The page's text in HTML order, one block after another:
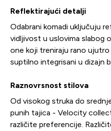
Reflektirajući detalji
Odabrani komadi uključuju
vidljivost u uslovima slabog
one koji treniraju rano ujutro
suptilno integrisani u dizajn
Raznovrsnost stilova
Od visokog struka do
punih tajica - Velocity
različite preferencije.